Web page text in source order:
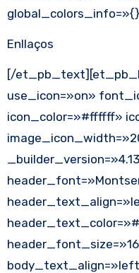
Enllaços
[/
use_icon=»on»
icon_color=»#ffffff»